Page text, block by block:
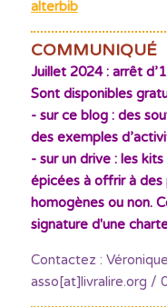
alterbib
COMMUNIQUÉ
Juillet 2024 : arrêt
Sont disponibles
- sur ce blog : des
des exemples
- sur un drive : les
épicées à offrir à des
homogènes ou non.
signature d'une
Contactez :
asso[at]livralire.org /